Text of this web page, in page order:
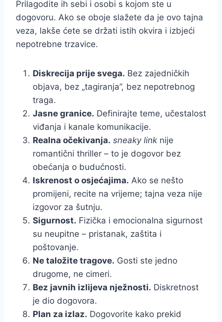
Prilagodite ih sebi i osobi s kojom ste u
dogovoru. Ako se oboje slažete da je ovo tajna
veza, lakše ćete se držati istih okvira i izbjeći
nepotrebne trzavice.
Diskrecija prije svega. Bez zajedničkih
objava, bez „tagiranja”, bez nepotrebnog
traga.
Jasne granice. Definirajte teme, učestalost
viđanja i kanale komunikacije.
Realna očekivanja. sneaky link nije
romantični thriller – to je dogovor bez
obećanja o budućnosti.
Iskrenost o osjećajima. Ako se nešto
promijeni, recite na vrijeme; tajna veza nije
izgovor za šutnju.
Sigurnost. Fizička i emocionalna sigurnost
su neupitne – pristanak, zaštita i
poštovanje.
Ne taložite tragove. Gosti ste jedno
drugome, ne cimeri.
Bez javnih izlijeva nježnosti. Diskretnost
je dio dogovora.
Plan za izlaz. Dogovorite kako prekid